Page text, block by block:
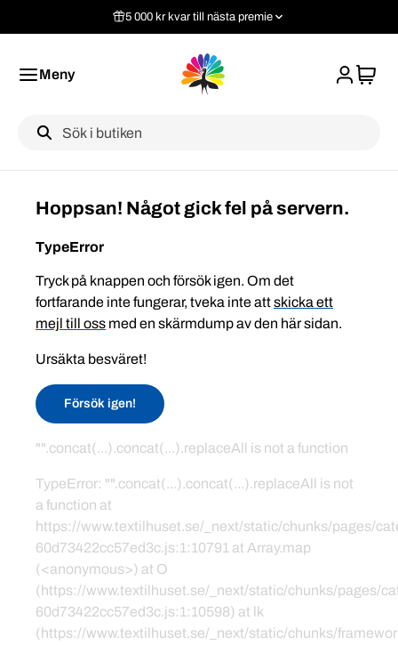
5 000 kr kvar till nästa premie
Meny
Label
Hoppsan! Något gick fel på servern.
TypeError
Tryck på knappen och försök igen. Om det
fortfarande inte fungerar, tveka inte attskicka ett
mejl till oss med en skärmdump av den här sidan.
Ursäkta besväret!
Försök igen!
"".concat(...).concat(...).replaceAll is not a function
TypeError: "".concat(...).concat(...).replaceAll is not
a function at
https://www.textilhuset.se/_next/static/chunks/pages/
60d73422cc57ed3c.js:1:10791 at Array.map
(<anonymous>) at O
(https://www.textilhuset.se/_next/static/chunks/pages/
60d73422cc57ed3c.js:1:10598) at lk
(https://www.textilhuset.se/_next/static/chunks/